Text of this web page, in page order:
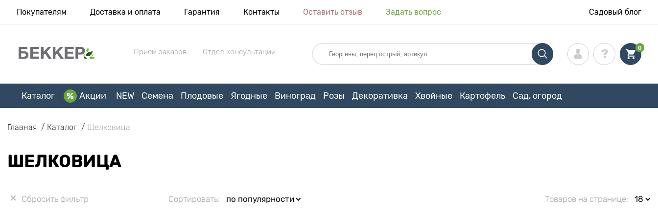
Покупателям Доставка и оплата Гарантия Контакты Оставить отзыв Задать вопрос Садовый блог
Прием заказов Отдел консультации 0
Каталог Акции NEW Семена Плодовые Ягодные Виноград Розы Декоративка Хвойные Картофель Сад, огород
Главная Каталог Шелковица
ШЕЛКОВИЦА
Сбросить фильтр Сортировать: по популярности Товаров на странице: 18